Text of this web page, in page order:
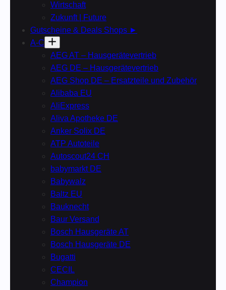
Wirtschaft
Zukunft | Future
Gutscheine & Deals Shops ►
A-C
AEG AT – Hausgerätevertrieb
AEG DE – Hausgerätevertrieb
AEG Shop DE – Ersatzteile und Zubehör
Alibaba EU
AliExpress
Aliva Apotheke DE
Anker Solix DE
ATP Autoteile
Autoscout24 CH
babymarkt DE
Babywalz
Baltz EU
Bauknecht
Baur Versand
Bosch Hausgeräte AT
Bosch Hausgeräte DE
Bugatti
CECIL
Champion